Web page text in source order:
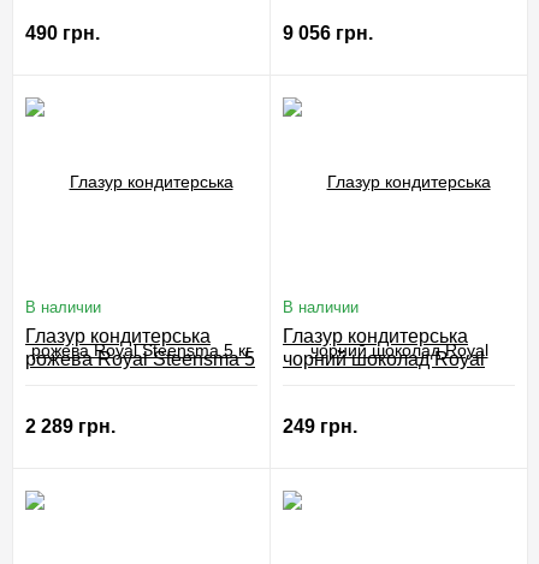
490 грн. 9 056 грн.
В наличии
Глазур кондитерська
рожева Royal Steensma 5
2 289 грн.
В наличии
Глазур кондитерська
чорний шоколад Royal
249 грн.